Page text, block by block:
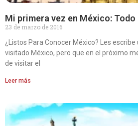
Mi primera vez en México:
23 de marzo de 2016
¿Listos Para Conocer México? Les
visitado México, pero que en el próximo
de visitar el
Leer más